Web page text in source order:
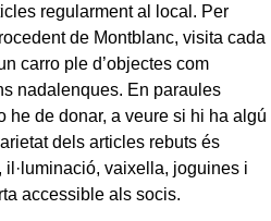
regularment al local. Per
de Montblanc, visita cada
carro ple d’objectes com
nadalenques. En paraules
he de donar, a veure si hi ha algú
dels articles rebuts és
vaixella, joguines i
accessible als socis.